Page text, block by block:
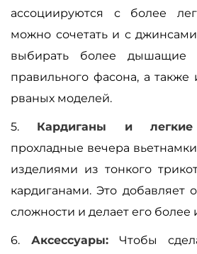
ассоциируются с более
можно сочетать и с
выбирать более дышащие
правильного фасона, а также
рваных моделей.
5. Кардиганы и легкие
прохладные вечера
изделиями из тонкого
кардиганами. Это добавляет
сложности и делает его
6. Аксессуары: Чтобы